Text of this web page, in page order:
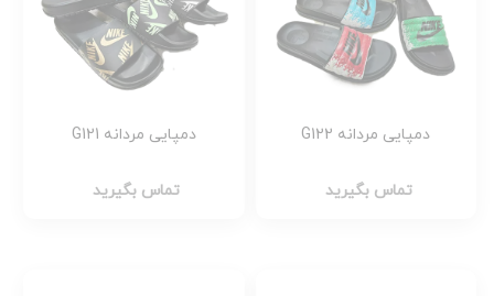
دمپایی مردانه G122
تماس بگیرید
دمپایی مردانه G121
تماس بگیرید